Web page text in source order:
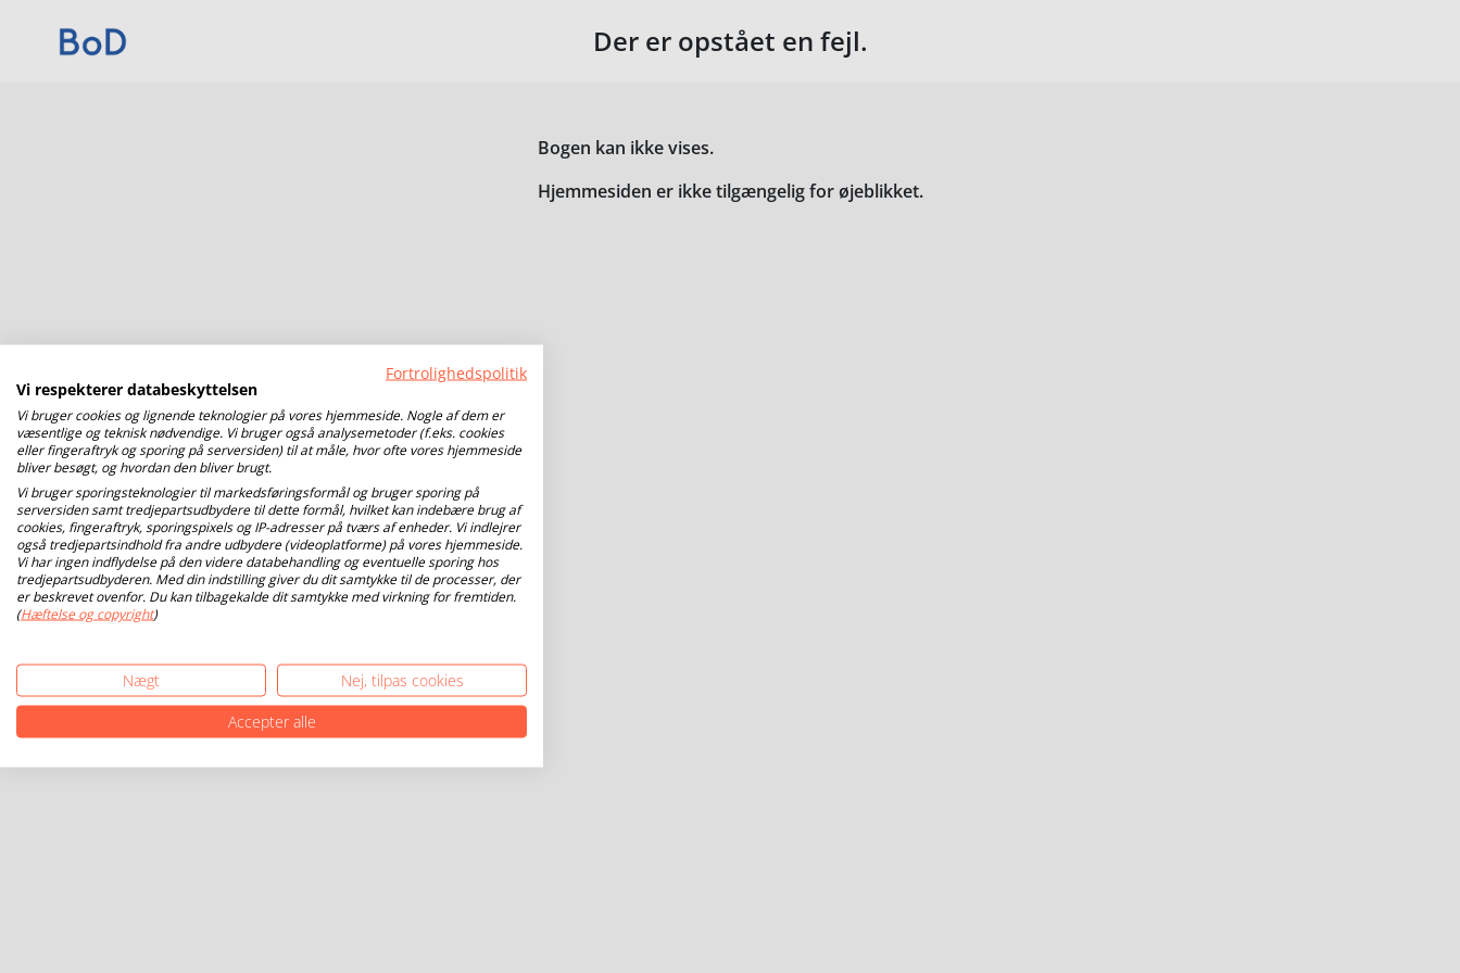
Der er opstået en fejl.
Bogen kan ikke vises.
Hjemmesiden er ikke tilgængelig for øjeblikket.
Fortrolighedspolitik
Vi respekterer databeskyttelsen
Vi bruger cookies og lignende teknologier på vores hjemmeside. Nogle af dem er
væsentlige og teknisk nødvendige. Vi bruger også analysemetoder (f.eks. cookies
eller fingeraftryk og sporing på serversiden) til at måle, hvor ofte vores hjemmeside
bliver besøgt, og hvordan den bliver brugt.
Vi bruger sporingsteknologier til markedsføringsformål og bruger sporing på
serversiden samt tredjepartsudbydere til dette formål, hvilket kan indebære brug af
cookies, fingeraftryk, sporingspixels og IP-adresser på tværs af enheder. Vi indlejrer
også tredjepartsindhold fra andre udbydere (videoplatforme) på vores hjemmeside.
Vi har ingen indflydelse på den videre databehandling og eventuelle sporing hos
tredjepartsudbyderen. Med din indstilling giver du dit samtykke til de processer, der
er beskrevet ovenfor. Du kan tilbagekalde dit samtykke med virkning for fremtiden.
(Hæftelse og copyright)
Nægt
Nej, tilpas cookies
Accepter alle